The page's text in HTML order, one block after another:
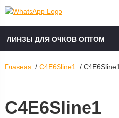
ЛИНЗЫ ДЛЯ ОЧКОВ ОПТОМ
Главная / C4E6Sline1 / C4E6Sline1
C4E6Sline1